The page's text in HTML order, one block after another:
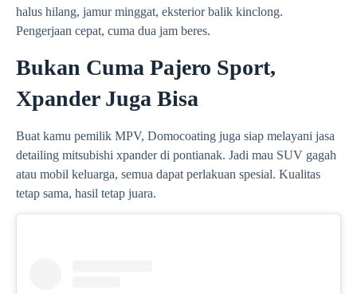
halus hilang, jamur minggat, eksterior balik kinclong.
Pengerjaan cepat, cuma dua jam beres.
Bukan Cuma Pajero Sport,
Xpander Juga Bisa
Buat kamu pemilik MPV, Domocoating juga siap melayani jasa
detailing mitsubishi xpander di pontianak. Jadi mau SUV gagah
atau mobil keluarga, semua dapat perlakuan spesial. Kualitas
tetap sama, hasil tetap juara.